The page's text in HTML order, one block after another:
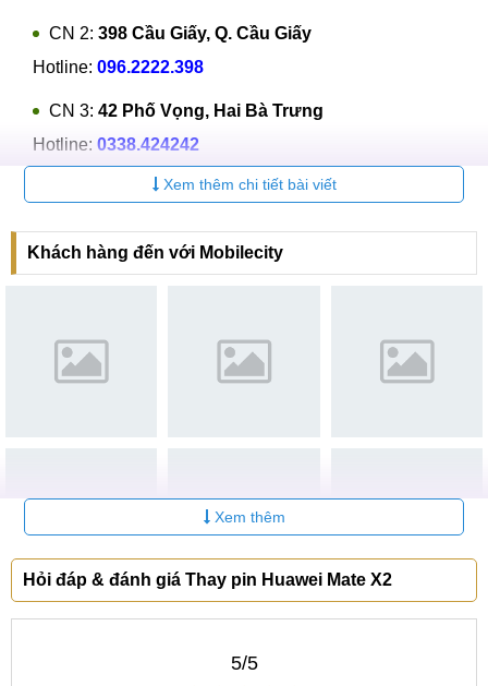
CN 2: 398 Cầu Giấy, Q. Cầu Giấy
Hotline: 096.2222.398
CN 3: 42 Phố Vọng, Hai Bà Trưng
Hotline: 0338.424242
Tại TP Hồ Chí Minh
CN 4:123 Trần Quang Khải, Quận 1
0969.520.520
Hotline:097.3333.602
Tại Đà Nẵng
Xem thêm chi tiết bài viết
Khách hàng đến với Mobilecity
Xem thêm
Hỏi đáp & đánh giá Thay pin Huawei Mate X2
5/5